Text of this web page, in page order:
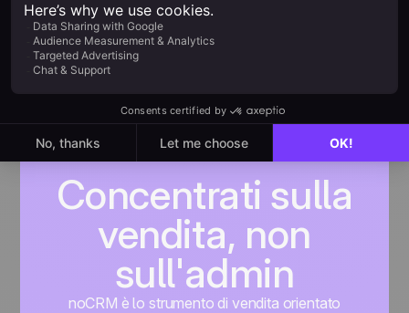
Concentrati sulla
vendita, non
sull'admin
noCRM è lo strumento di vendita orientato